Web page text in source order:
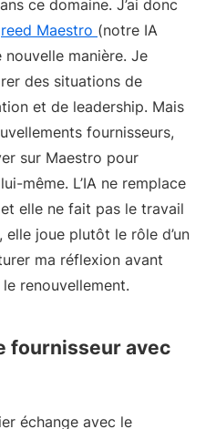
ce domaine. J’ai donc
Maestro (notre IA
nouvelle manière. Je
des situations de
et de leadership. Mais
fournisseurs,
sur Maestro pour
même. L’IA ne remplace
elle ne fait pas le travail
joue plutôt le rôle d’un
ma réflexion avant
renouvellement.
fournisseur avec
échange avec le